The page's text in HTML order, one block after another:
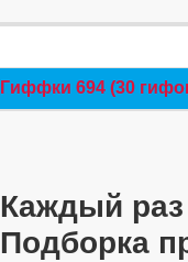
Гиффки 694 (30
Каждый
Подборка